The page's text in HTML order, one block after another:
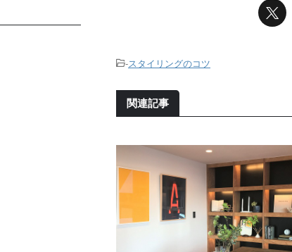
-スタイリングのコツ
関連記事